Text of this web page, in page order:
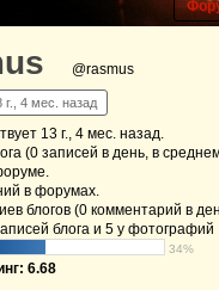
@rasmus
г., 4 мес. назад
13 г., 4 мес. назад.
(0 записей в день, в
в форумах.
блогов (0 комментарий в
блога и 5 у фотографий
34%
6.68